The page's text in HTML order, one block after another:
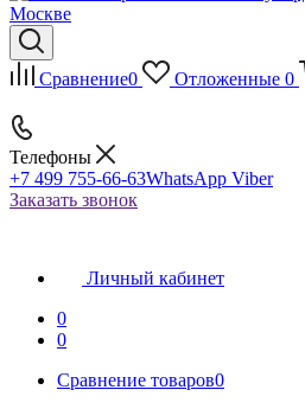
Сравнение0 Отложенные 0
Телефоны
+7 499 755-66-63WhatsApp Viber
Заказать звонок
Личный кабинет
0
0
Сравнение товаров0